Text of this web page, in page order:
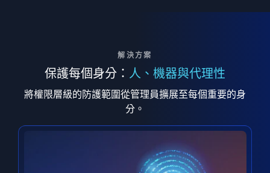
解決方案
保護每個身分： 人、機器與代理性
將權限層級的防護範圍從管理員擴展至每個重要的身
分。